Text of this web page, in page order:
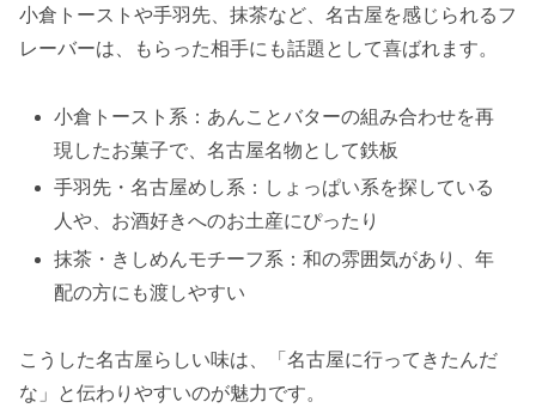
小倉トーストや手羽先、抹茶など、名古屋を感じられるフ
レーバーは、もらった相手にも話題として喜ばれます。
小倉トースト系：あんことバターの組み合わせを再
現したお菓子で、名古屋名物として鉄板
手羽先・名古屋めし系：しょっぱい系を探している
人や、お酒好きへのお土産にぴったり
抹茶・きしめんモチーフ系：和の雰囲気があり、年
配の方にも渡しやすい
こうした名古屋らしい味は、「名古屋に行ってきたんだ
な」と伝わりやすいのが魅力です。